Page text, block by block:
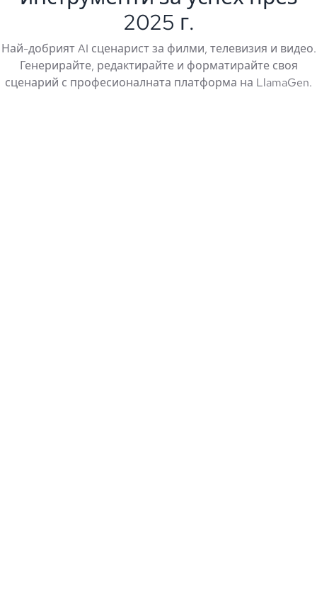
2025 г.
Най-добрият AI сценарист за филми, телевизия и видео.
Генерирайте, редактирайте и форматирайте своя
сценарий с професионалната платформа на LlamaGen.